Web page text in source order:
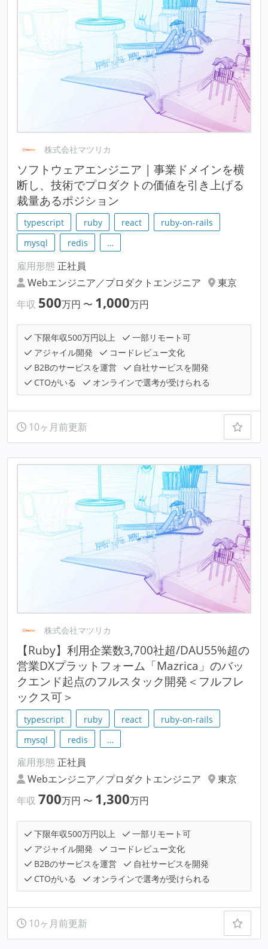
株式会社マツリカ
ソフトウェアエンジニア | 事業ドメインを横
断し、技術でプロダクトの価値を引き上げる
裁量あるポジション
typescript ruby react
ruby-on-rails
mysql
redis …
雇用形態 正社員
Webエンジニア／プロダクトエンジニア
東京
年収 500万円 〜 1,000万円
下限年収500万円以上
一部リモート可
アジャイル開発
コードレビュー文化
B2Bのサービスを運営
自社サービスを開発
CTOがいる
オンラインで選考が受けられる
10ヶ月前更新
株式会社マツリカ
【Ruby】利用企業数3,700社超/DAU55%超の
営業DXプラットフォーム「Mazrica」のバッ
クエンド起点のフルスタック開発＜フルフレ
ックス可＞
typescript ruby react
ruby-on-rails
mysql
redis …
雇用形態 正社員
Webエンジニア／プロダクトエンジニア
東京
年収 700万円 〜 1,300万円
下限年収500万円以上
一部リモート可
アジャイル開発
コードレビュー文化
B2Bのサービスを運営
自社サービスを開発
CTOがいる
オンラインで選考が受けられる
10ヶ月前更新